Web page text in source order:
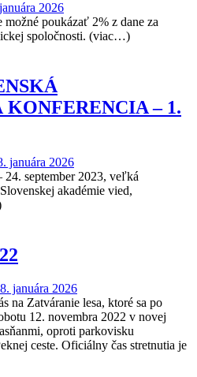
2026
poukázať 2% z dane za
spoločnosti. (viac…)
– 1.
januára 2026
24. september 2023, veľká
akadémie vied,
januára 2026
na Zatváranie lesa, ktoré sa po
12. novembra 2022 v novej
oproti parkovisku
ceste. Oficiálny čas stretnutia je